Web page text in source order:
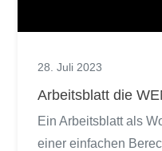
28. Juli 2023
Arbeitsblatt die
Ein Arbeitsblatt als
einer einfachen